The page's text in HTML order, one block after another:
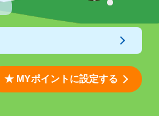
★ MYポイントに設定する